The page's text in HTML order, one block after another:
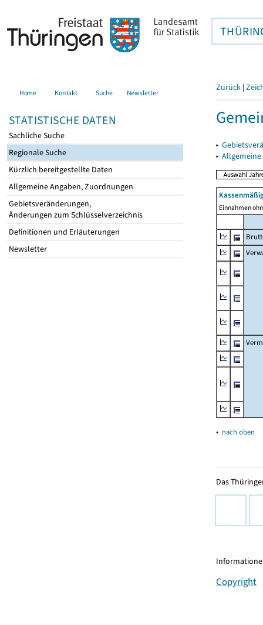
Home Kontakt Suche Newsletter
STATISTISCHE DATEN
Sachliche Suche
Regionale Suche
Kürzlich bereitgestellte Daten
Allgemeine Angaben, Zuordnungen
Gebietsveränderungen,
Änderungen zum Schlüsselverzeichnis
Definitionen und Erläuterungen
Newsletter
Zurück |
▸
▸
Einnahmen
▴ nach oben
Das
Copyright